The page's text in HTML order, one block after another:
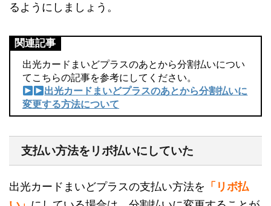
るようにしましょう。
関連記事
出光カードまいどプラスのあとから分割払いについ
てこちらの記事を参考にしてください。
出光カードまいどプラスのあとから分割払いに
変更する方法について
支払い方法をリボ払いにしていた
出光カードまいどプラスの支払い方法を 「リボ払